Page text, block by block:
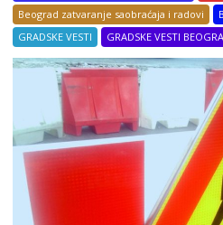
Beograd zatvaranje saobraćaja i radovi
GRADSKE VESTI
GRADSKE VESTI